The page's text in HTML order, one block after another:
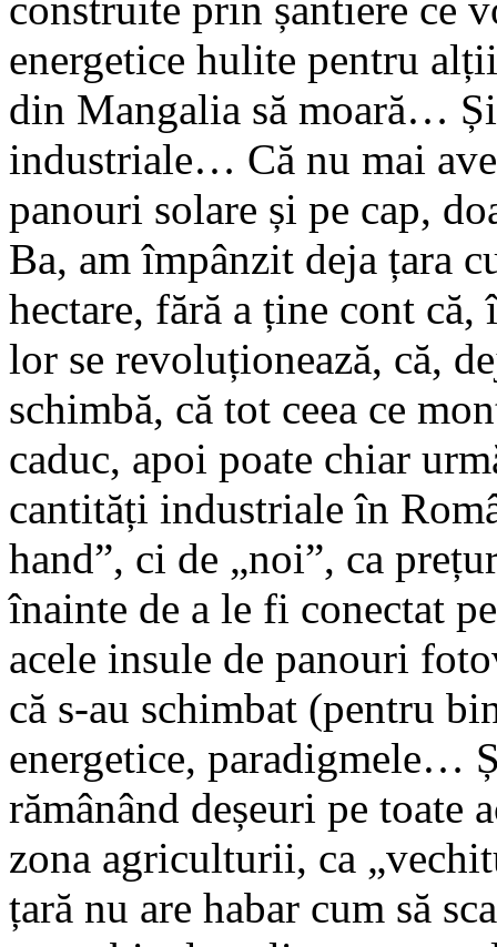
energetice hulite pentru
din Mangalia să moară…
industriale… Că nu mai
panouri solare și pe cap,
Ba, am împânzit deja țara
hectare, fără a ține cont
lor se revoluționează, că,
schimbă, că tot ceea ce
caduc, apoi poate chiar
cantități industriale în
hand”, ci de „noi”, ca
înainte de a le fi conectat
acele insule de panouri
că s-au schimbat (pentru
energetice, paradigmele…
rămânând deșeuri pe toate
zona agriculturii, ca
țară nu are habar cum să